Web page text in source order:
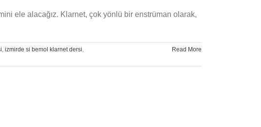
ele alacağız. Klarnet, çok yönlü bir enstrüman olarak,
, izmirde si bemol klarnet dersi,
Read More